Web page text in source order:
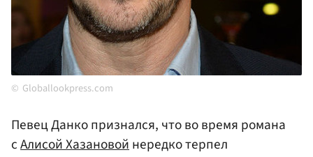
Globallookpress.com
Певец Данко признался, что во время романа
сАлисой Хазановойнередко терпел